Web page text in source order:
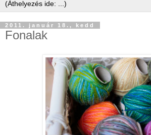
2011. január 18., kedd
Fonalak